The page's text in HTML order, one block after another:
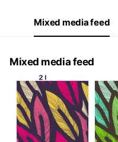
Mixed media feed
Mixed media feed